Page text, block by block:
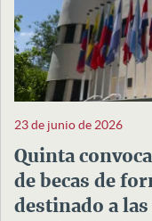
23 de junio de 2026
Quinta
de becas de
destinado a las